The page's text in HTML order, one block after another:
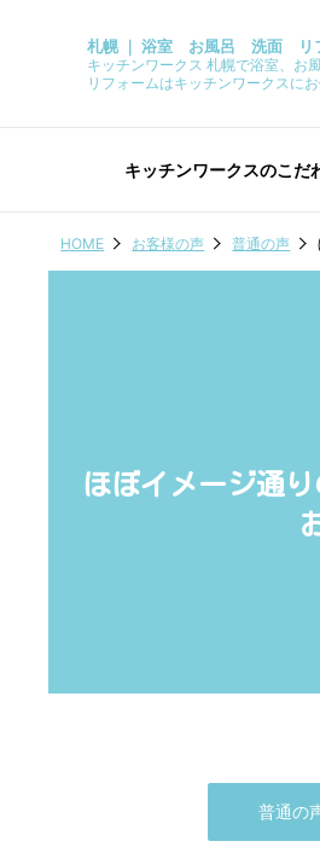
札幌 ｜ 浴室 お風呂 洗面 リ
キッチンワークス 札幌で浴室、お
リフォームはキッチンワークスにお
キッチンワークスのこだ
HOME お客様の声 普通の声
ほぼイメージ通
普通の